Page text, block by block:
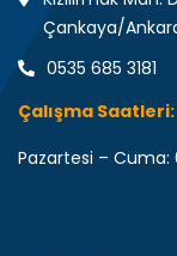
Çankaya/
0535 685 3181
Çalışma Saatleri:
Pazartesi –